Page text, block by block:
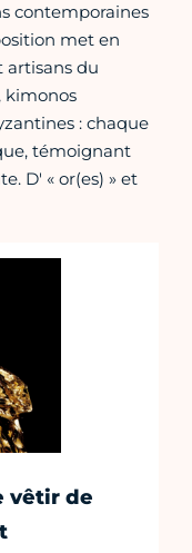
contemporaines
met en
artisans du
kimonos
: chaque
témoignant
D' « or(es) » et
vêtir de